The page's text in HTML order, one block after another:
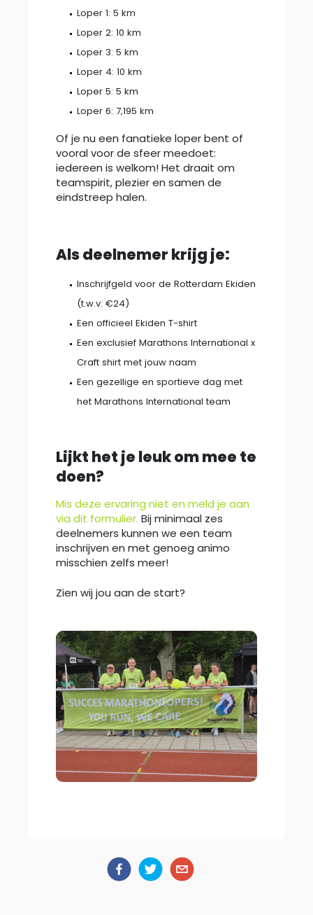
Loper 1: 5 km
Loper 2: 10 km
Loper 3: 5 km
Loper 4: 10 km
Loper 5: 5 km
Loper 6: 7,195 km
Of je nu een fanatieke loper bent of
vooral voor de sfeer meedoet:
iedereen is welkom! Het draait om
teamspirit, plezier en samen de
eindstreep halen.
Als deelnemer krijg je:
Inschrijfgeld voor de Rotterdam Ekiden
(t.w.v. €24)
Een officieel Ekiden T-shirt
Een exclusief Marathons International x
Craft shirt met jouw naam
Een gezellige en sportieve dag met
het Marathons International team
Lijkt het je leuk om mee te
doen?
Mis deze ervaring niet en meld je aan
via dit formulier. Bij minimaal zes
deelnemers kunnen we een team
inschrijven en met genoeg animo
misschien zelfs meer!
Zien wij jou aan de start?